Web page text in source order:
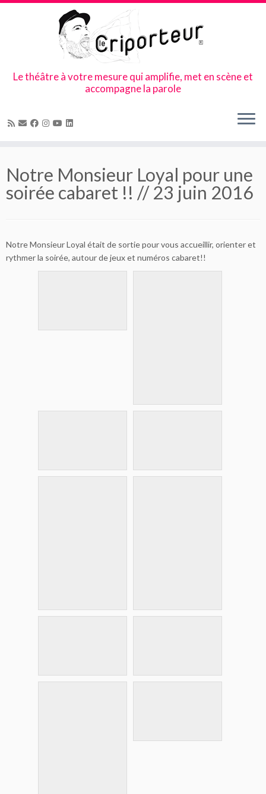
content
Le théâtre à votre mesure qui amplifie, met en scène et
accompagne la parole
Notre Monsieur Loyal pour une
soirée cabaret !! // 23 juin 2016
Notre Monsieur Loyal était de sortie pour vous accueillir, orienter et
rythmer la soirée, autour de jeux et numéros cabaret!!